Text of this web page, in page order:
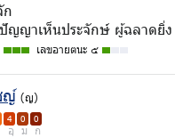
ก
ญญาเห็นประจักษ์ ผู้ฉลาดยิ่ง
เลขอายตนะ ๕
ญ์ (ญ)
4 0 0
อุ ม ก